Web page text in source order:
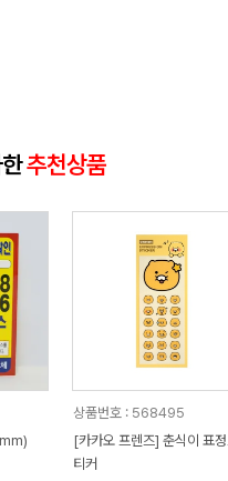
추천상품
상품번호 : 568495
[카카오 프렌즈] 춘식이 표
티커